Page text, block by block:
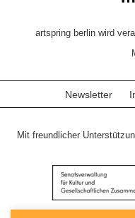
artspring berlin wird
Newsletter
Mit freundlicher